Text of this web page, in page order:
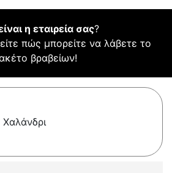
η εταιρεία σας?
πώς μπορείτε να λάβετε το
βραβείων!
Χαλάνδρι